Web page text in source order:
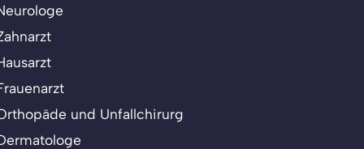
und Unfallchirurg